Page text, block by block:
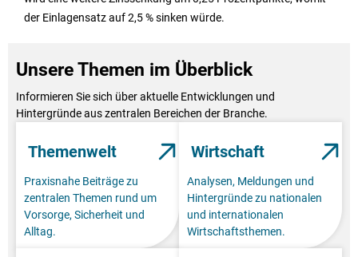
der Einlagensatz auf 2,5 % sinken würde.
Unsere Themen im Überblick
Informieren Sie sich über aktuelle Entwicklungen und
Hintergründe aus zentralen Bereichen der Branche.
Themenwelt
Praxisnahe Beiträge zu
zentralen Themen rund um
Vorsorge, Sicherheit und
Alltag.
Wirtschaft
Analysen, Meldungen und
Hintergründe zu nationalen
und internationalen
Wirtschaftsthemen.